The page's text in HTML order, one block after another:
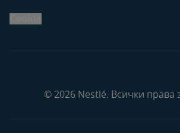
© 2026 Nestlé. Всички права